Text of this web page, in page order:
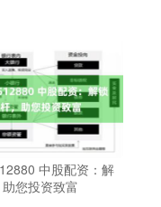
中股配资：解
您投资致富